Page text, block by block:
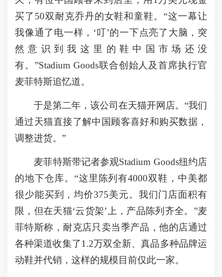
买了50双耐克乔丹的女鞋和童鞋。“这一幕让
我像通了电一样，‘叮’的一下点亮了大脑，突
然意识到我这里的鞋中国市场还没
有。”Stadium Goods联合创始人及首席执行官
麦菲特斯追忆道。
于是第二年，该公司在天猫开网店。“我们
通过天猫直接了解中国顾客喜好和购买数据，
调整进货。”
麦菲特斯带记者参观Stadium Goods纽约店
的地下仓库。“这里陈列有4000双鞋，中美都
很少能买到，均价375美元。我们门店面积有
限，但在天猫‘云货架’上，产品陈列齐全。”麦
菲特斯称，耐克店只卖当季产品，他的店通过
各种渠道收集了1.2万双全新、真品多种品牌运
动鞋并代销，这样的规模目前仅此一家。